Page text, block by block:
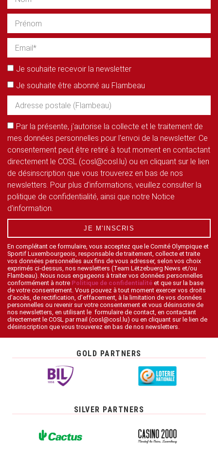
Je souhaite recevoir la newsletter
Je souhaite être abonné au Flambeau
Par la présente, j'autorise la collecte et le traitement de
mes données personnelles pour l'envoi de la newsletter. Ce
consentement peut être retiré à tout moment en contactant
directement le COSL (cosl@cosl.lu) ou en cliquant sur le lien
de désinscription que vous trouverez en bas de nos
newsletters. Pour plus d'informations, veuillez consulter la
politique de confidentialité, ainsi que notre Notice
d'information.
JE M'INSCRIS
En complétant ce formulaire, vous acceptez que le Comité Olympique et
Sportif Luxembourgeois, responsable de traitement, collecte et traite
vos données personnelles aux fins de vous adresser, selon vos choix
exprimés ci-dessus, nos newsletters (Team Lëtzebuerg News et/ou
Flambeau). Nous nous engageons à traiter vos données personnelles
conformément à notre Politique de confidentialité et que sur la base
de votre consentement. Vous pouvez à tout moment exercer vos droits
d’accès, de rectification, d’effacement, à la limitation de vos données
personnelles ou revenir sur votre consentement et vous désinscrire de
nos newsletters, en utilisant le formulaire de contact, en contactant
directement le COSL par mail (cosl@cosl.lu) ou en cliquant sur le lien de
désinscription que vous trouverez en bas de nos newsletters.
GOLD PARTNERS
SILVER PARTNERS